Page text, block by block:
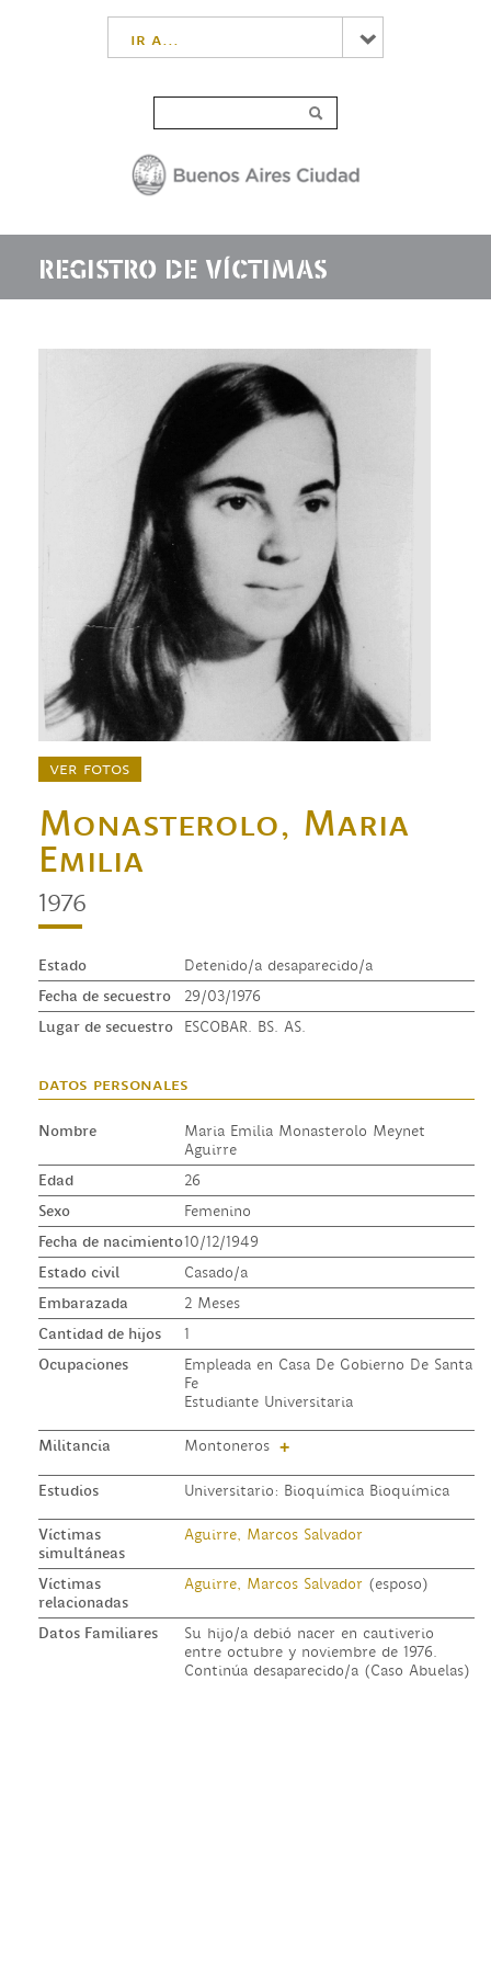
ir a...
REGISTRO DE VÍCTIMAS
ver fotos
Monasterolo, Maria
Emilia
1976
Estado
Detenido/a desaparecido/a
Fecha de secuestro
29/03/1976
Lugar de secuestro
ESCOBAR. BS. AS.
datos personales
Nombre
Maria Emilia Monasterolo Meynet
Aguirre
Edad
26
Sexo
Femenino
Fecha de nacimiento10/12/1949
Estado civil
Casado/a
Embarazada
2 Meses
Cantidad de hijos
1
Ocupaciones
Empleada en Casa De Gobierno De Santa
Fe
Estudiante Universitaria
Militancia Montoneros +
Estudios Universitario: Bioquímica Bioquímica
Víctimas
simultáneas
Aguirre, Marcos Salvador
Víctimas
relacionadas
Aguirre, Marcos Salvador(esposo)
Datos Familiares
Su hijo/a debió nacer en cautiverio
entre octubre y noviembre de 1976.
Continúa desaparecido/a (Caso Abuelas)